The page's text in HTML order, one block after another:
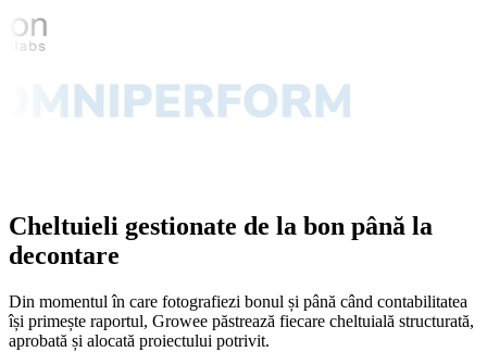
Cheltuieli gestionate de la bon până la
decontare
Din momentul în care fotografiezi bonul și până când contabilitatea
își primește raportul, Growee păstrează fiecare cheltuială structurată,
aprobată și alocată proiectului potrivit.